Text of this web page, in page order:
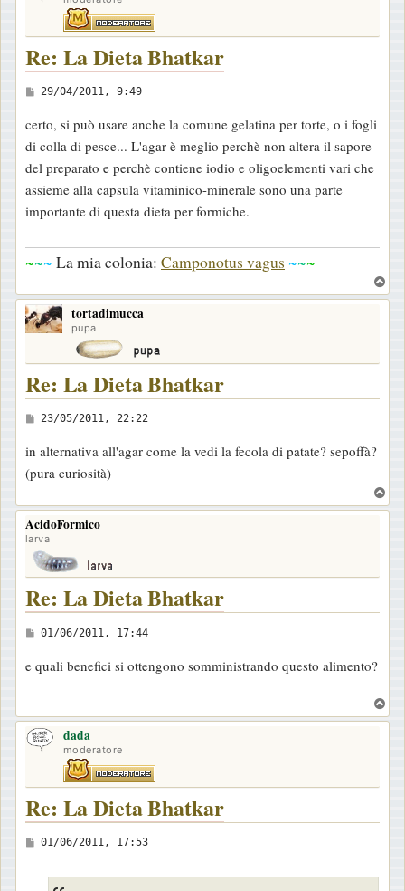
Re: La Dieta Bhatkar
M
s
s
a
g
g
o
29/04/2011, 9:49
certo, si può usare anche la comune gelatina per torte, o i fogli
di colla di pesce... L'agar è meglio perchè non altera il sapore
del preparato e perchè contiene iodio e oligoelementi vari che
assieme alla capsula vitaminico-minerale sono una parte
importante di questa dieta per formiche.
~~~ La mia colonia: Camponotus vagus ~~~
o
tortadimucca
pupa
Re: La Dieta Bhatkar
M
s
s
a
g
g
i
o
23/05/2011, 22:22
in alternativa all'agar come la vedi la fecola di patate? sepoffà?
(pura curiosità)
o
AcidoFormico
larva
Re: La Dieta Bhatkar
M
s
a
g
o
01/06/2011, 17:44
e quali benefici si ottengono somministrando questo alimento?
o
dada
moderatore
Re: La Dieta Bhatkar
M
01/06/2011, 17:53